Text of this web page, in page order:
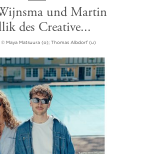
und Martin
des Creative...
© Maya Matsuura (o); Thomas Albdorf (u)